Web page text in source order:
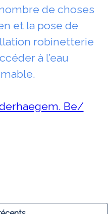
de choses
et la pose de
robinetterie
à l’eau
Be/